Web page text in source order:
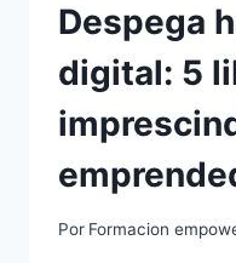
Despega
digital: 5
Por Formacion